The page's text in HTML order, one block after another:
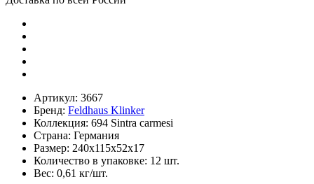
Артикул: 3667
Бренд: Feldhaus Klinker
Коллекция: 694 Sintra carmesi
Страна: Германия
Размер: 240х115х52х17
Количество в упаковке: 12 шт.
Вес: 0,61 кг/шт.